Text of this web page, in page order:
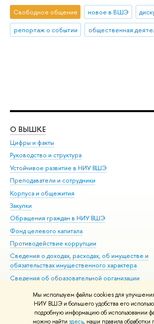
Мы используем файлы cookies для
НИУ ВШЭ и большего удобства его
подробную информацию об использовании
можно найти здесь, наши правила обработки
Свободное общение новое в ВШЭ
репортаж о событии
общественная
О ВЫШКЕ
Цифры и факты
Руководство и структура
Устойчивое развитие в НИУ ВШЭ
Преподаватели и сотрудники
Корпуса и общежития
Закупки
Обращения граждан в НИУ ВШЭ
Фонд целевого капитала
Противодействие коррупции
Сведения о доходах, расходах, об имуществе и
обязательствах имущественного характера
Сведения об образовательной организации
Людям с ограниченными возможностями здоровья
Единая платежная страница
Работа в Вышке